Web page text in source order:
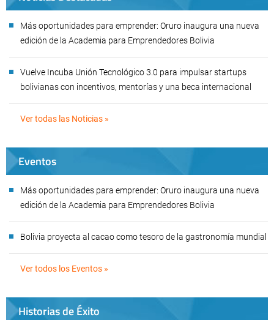
Más oportunidades para emprender: Oruro inaugura una nueva
edición de la Academia para Emprendedores Bolivia
Vuelve Incuba Unión Tecnológico 3.0 para impulsar startups
bolivianas con incentivos, mentorías y una beca internacional
Ver todas las Noticias »
Eventos
Más oportunidades para emprender: Oruro inaugura una nueva
edición de la Academia para Emprendedores Bolivia
Bolivia proyecta al cacao como tesoro de la gastronomía mundial
Ver todos los Eventos »
Historias de Éxito